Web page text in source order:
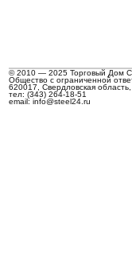
© 2010 — 2025 Торговый Дом
Общество с ограниченной
620017, Свердловская
тел: (343) 264-18-51
email: info@steel24.ru